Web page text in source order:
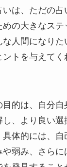
いは、ただの占
の大きなステ
な人間になり
トを与えて
目的は、自分
し、より良い
体的には、自
や弱み、さら